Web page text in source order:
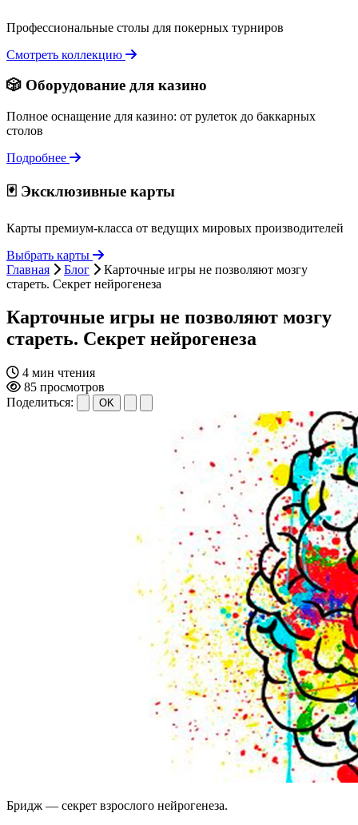
Профессиональные столы для покерных турниров
Смотреть коллекцию
🎲 Оборудование для казино
Полное оснащение для казино: от рулеток до баккарных
столов
Подробнее
🃏 Эксклюзивные карты
Карты премиум-класса от ведущих мировых производителей
Выбрать карты
Главная
Блог
Карточные игры не позволяют мозгу
стареть. Секрет нейрогенеза
Карточные игры не позволяют мозгу
стареть. Секрет нейрогенеза
4 мин чтения
85 просмотров
Поделиться:
OK
Бридж — секрет взрослого нейрогенеза.